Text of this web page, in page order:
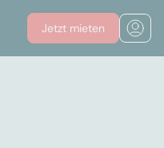
Jetzt mieten